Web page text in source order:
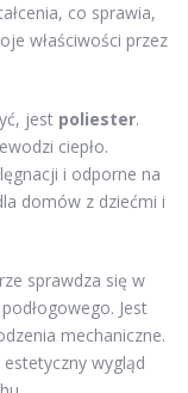
co sprawia,
właściwości przez
jest poliester.
ciepło.
i odporne na
domów z dziećmi i
sprawdza się w
Jest
mechaniczne.
wygląd